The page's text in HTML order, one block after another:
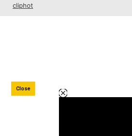
cliphot
Close